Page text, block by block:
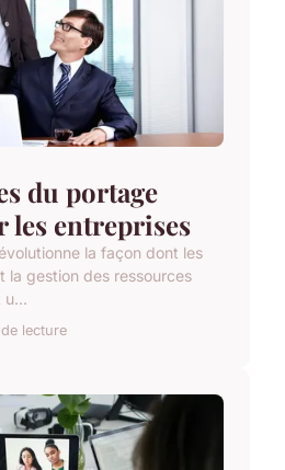
du portage
les entreprises
la façon dont les
la gestion des ressources
u...
lecture